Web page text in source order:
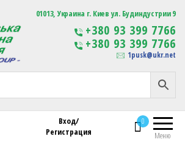
Сувенирная Компания Изготовление
сувенирной продукции
с логотипом
01013, Украина г. Киев ул. Будиндустрии 9
+380 93 399 7766
+380 93 399 7766
1pusk@ukr.net
Меню
0
Вход/
Регистрация